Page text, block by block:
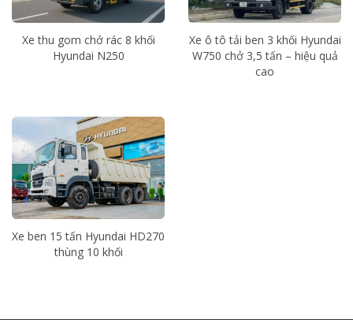
Xe thu gom chở rác 8 khối
Hyundai N250
Xe ô tô tải ben 3 khối Hyundai
W750 chở 3,5 tấn – hiệu quả
cao
Xe ben 15 tấn Hyundai HD270
thùng 10 khối